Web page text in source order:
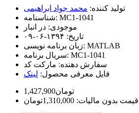
تولید کننده: محمد جواد ابراهیمی
شناسنامه: MC1-1041
موجودی: در انبار
تاریخ: ۱۳۹۴-۰۶-۰۹
زبان برنامه نویسی: MATLAB
سریال برنامه: MC1-1041
سفارش دهنده: مارکت کد
فایل معرفی محصول: لینک
1,427,900تومان
قیمت بدون مالیات: 1,310,000تومان